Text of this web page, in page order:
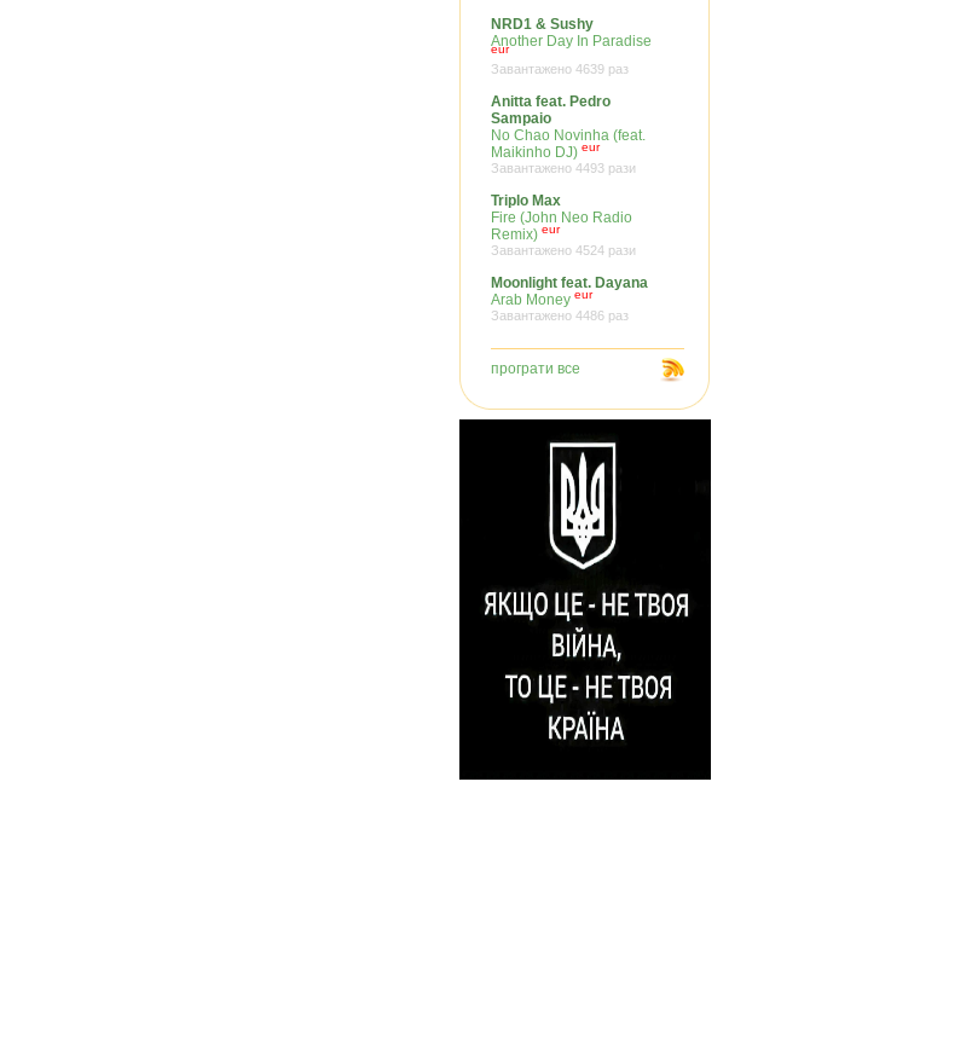
NRD1 & Sushy
Another Day In Paradise
eur
Завантажено 4639 раз
Anitta feat. Pedro
Sampaio
No Chao Novinha (feat.
Maikinho DJ) eur
Завантажено 4493 рази
Triplo Max
Fire (John Neo Radio
Remix) eur
Завантажено 4524 рази
Moonlight feat. Dayana
Arab Money eur
Завантажено 4486 раз
програти все